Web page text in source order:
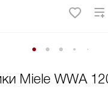
Miele WWA